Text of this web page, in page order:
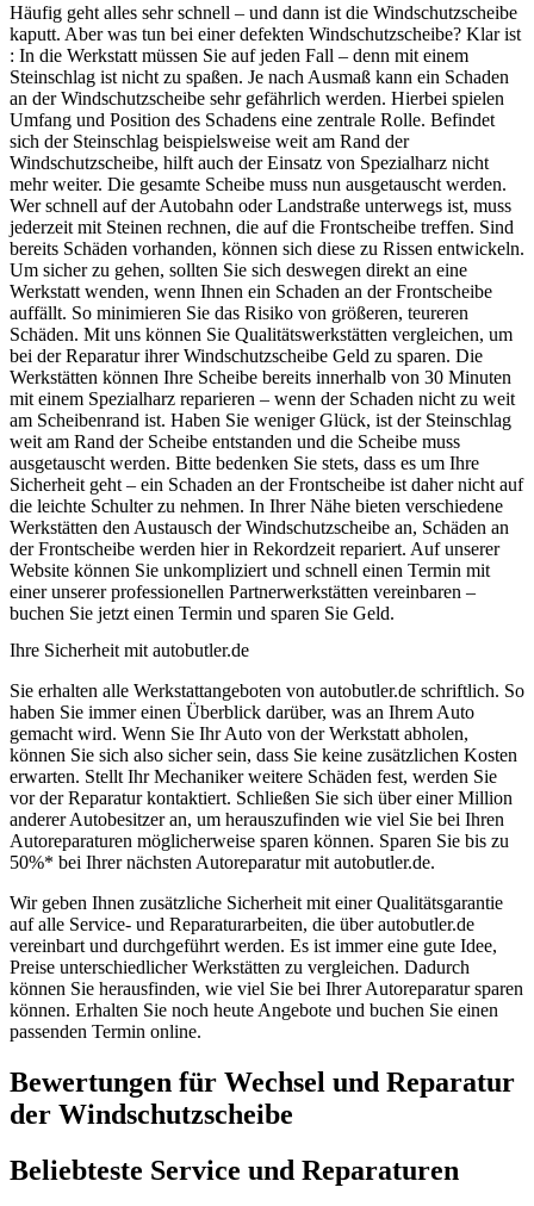
Häufig geht alles sehr schnell – und dann ist die Windschutzscheibe
kaputt. Aber was tun bei einer defekten Windschutzscheibe? Klar ist
: In die Werkstatt müssen Sie auf jeden Fall – denn mit einem
Steinschlag ist nicht zu spaßen. Je nach Ausmaß kann ein Schaden
an der Windschutzscheibe sehr gefährlich werden. Hierbei spielen
Umfang und Position des Schadens eine zentrale Rolle. Befindet
sich der Steinschlag beispielsweise weit am Rand der
Windschutzscheibe, hilft auch der Einsatz von Spezialharz nicht
mehr weiter. Die gesamte Scheibe muss nun ausgetauscht werden.
Wer schnell auf der Autobahn oder Landstraße unterwegs ist, muss
jederzeit mit Steinen rechnen, die auf die Frontscheibe treffen. Sind
bereits Schäden vorhanden, können sich diese zu Rissen entwickeln.
Um sicher zu gehen, sollten Sie sich deswegen direkt an eine
Werkstatt wenden, wenn Ihnen ein Schaden an der Frontscheibe
auffällt. So minimieren Sie das Risiko von größeren, teureren
Schäden. Mit uns können Sie Qualitätswerkstätten vergleichen, um
bei der Reparatur ihrer Windschutzscheibe Geld zu sparen. Die
Werkstätten können Ihre Scheibe bereits innerhalb von 30 Minuten
mit einem Spezialharz reparieren – wenn der Schaden nicht zu weit
am Scheibenrand ist. Haben Sie weniger Glück, ist der Steinschlag
weit am Rand der Scheibe entstanden und die Scheibe muss
ausgetauscht werden. Bitte bedenken Sie stets, dass es um Ihre
Sicherheit geht – ein Schaden an der Frontscheibe ist daher nicht auf
die leichte Schulter zu nehmen. In Ihrer Nähe bieten verschiedene
Werkstätten den Austausch der Windschutzscheibe an, Schäden an
der Frontscheibe werden hier in Rekordzeit repariert. Auf unserer
Website können Sie unkompliziert und schnell einen Termin mit
einer unserer professionellen Partnerwerkstätten vereinbaren –
buchen Sie jetzt einen Termin und sparen Sie Geld.
Ihre Sicherheit mit autobutler.de
Sie erhalten alle Werkstattangeboten von autobutler.de schriftlich. So
haben Sie immer einen Überblick darüber, was an Ihrem Auto
gemacht wird. Wenn Sie Ihr Auto von der Werkstatt abholen,
können Sie sich also sicher sein, dass Sie keine zusätzlichen Kosten
erwarten. Stellt Ihr Mechaniker weitere Schäden fest, werden Sie
vor der Reparatur kontaktiert. Schließen Sie sich über einer Million
anderer Autobesitzer an, um herauszufinden wie viel Sie bei Ihren
Autoreparaturen möglicherweise sparen können. Sparen Sie bis zu
50%* bei Ihrer nächsten Autoreparatur mit autobutler.de.
Wir geben Ihnen zusätzliche Sicherheit mit einer Qualitätsgarantie
auf alle Service- und Reparaturarbeiten, die über autobutler.de
vereinbart und durchgeführt werden. Es ist immer eine gute Idee,
Preise unterschiedlicher Werkstätten zu vergleichen. Dadurch
können Sie herausfinden, wie viel Sie bei Ihrer Autoreparatur sparen
können. Erhalten Sie noch heute Angebote und buchen Sie einen
passenden Termin online.
Bewertungen für Wechsel und Reparatur
der Windschutzscheibe
Beliebteste Service und Reparaturen